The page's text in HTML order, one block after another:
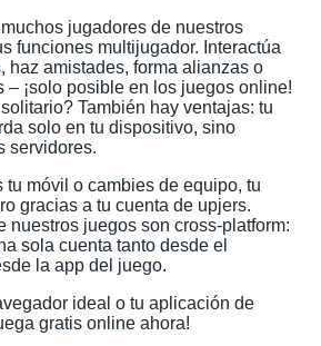
jugadores de nuestros
funciones multijugador. Interactúa
haz amistades, forma alianzas o
– ¡solo posible en los juegos online!
También hay ventajas: tu
solo en tu dispositivo, sino
servidores.
móvil o cambies de equipo, tu
gracias a tu cuenta de upjers.
nuestros juegos son cross-platform:
sola cuenta tanto desde el
la app del juego.
ideal o tu aplicación de
gratis online ahora!